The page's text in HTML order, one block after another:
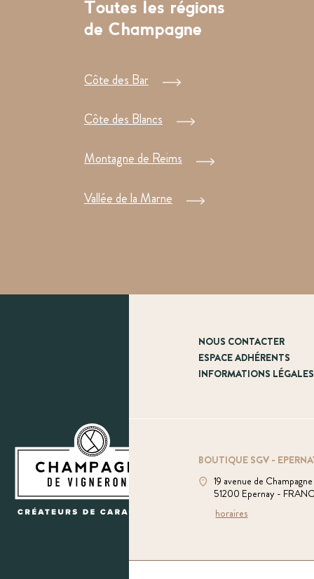
Toutes les régions
de Champagne
Côte des Bar
Côte des Blancs
Montagne de Reims
Vallée de la Marne
NOUS CONTACTER
ESPACE ADHÉRENTS
INFORMATIONS LÉGALES
BOUTIQUE SGV -
19 avenue de Champagne
51200 Epernay -
horaires